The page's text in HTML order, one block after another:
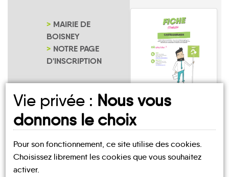
MAIRIE DE
BOISNEY
NOTRE PAGE
D'INSCRIPTION
Boisney
Vie privée : Nous vous
donnons le choix
Pour son fonctionnement, ce site utilise des cookies.
Choisissez librement les cookies que vous souhaitez
activer.